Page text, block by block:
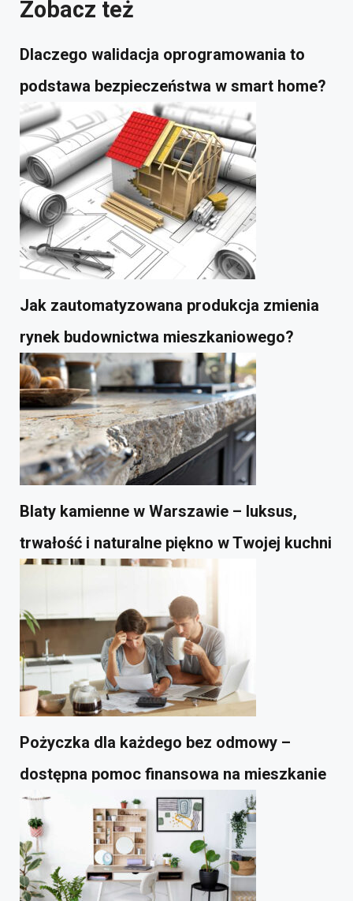
Zobacz też
Dlaczego walidacja oprogramowania to
podstawa bezpieczeństwa w smart home?
Jak zautomatyzowana produkcja zmienia
rynek budownictwa mieszkaniowego?
Blaty kamienne w Warszawie – luksus,
trwałość i naturalne piękno w Twojej kuchni
Pożyczka dla każdego bez odmowy –
dostępna pomoc finansowa na mieszkanie